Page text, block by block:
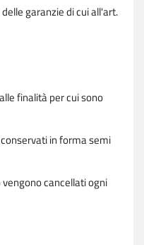
garanzie di cui all'art.
finalità per cui sono
in forma semi
cancellati ogni